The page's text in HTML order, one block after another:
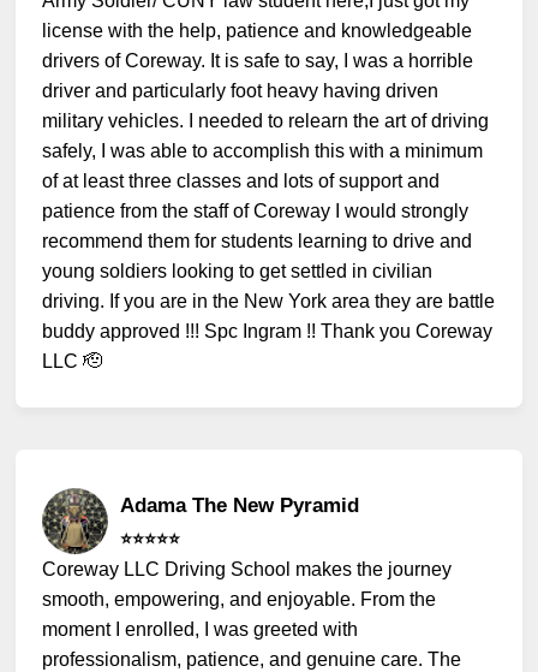
license with the help, patience and knowledgeable
drivers of Coreway. It is safe to say, I was a horrible
driver and particularly foot heavy having driven
military vehicles. I needed to relearn the art of driving
safely, I was able to accomplish this with a minimum
of at least three classes and lots of support and
patience from the staff of Coreway I would strongly
recommend them for students learning to drive and
young soldiers looking to get settled in civilian
driving. If you are in the New York area they are battle
buddy approved !!! Spc Ingram !! Thank you Coreway
LLC 🫡
Adama The New Pyramid
⭐️⭐️⭐️⭐️⭐️
Coreway LLC Driving School makes the journey
smooth, empowering, and enjoyable. From the
moment I enrolled, I was greeted with
professionalism, patience, and genuine care. The